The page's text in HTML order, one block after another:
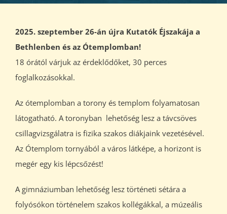
2025. szeptember 26-án újra Kutatók Éjszakája a
Bethlenben és az Ótemplomban!
18 órától várjuk az érdeklődőket, 30 perces
foglalkozásokkal.
Az ótemplomban a torony és templom folyamatosan
látogatható. A toronyban lehetőség lesz a távcsöves
csillagvizsgálatra is fizika szakos diákjaink vezetésével.
Az Ótemplom tornyából a város látképe, a horizont is
megér egy kis lépcsőzést!
A gimnáziumban lehetőség lesz történeti sétára a
folyósókon történelem szakos kollégákkal, a múzeális